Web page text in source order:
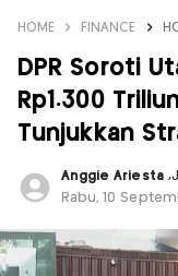
HOME FINANCE
DPR Soroti
Rp1.300
Tunjukkan
Anggie Ariesta ,
Rabu, 10